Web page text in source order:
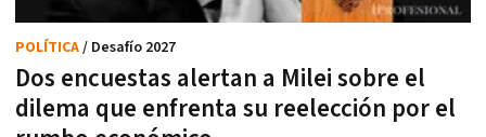
Dos encuestas alertan a Milei sobre el
dilema que enfrenta su reelección por el
POLÍTICA/ Desafío 2027